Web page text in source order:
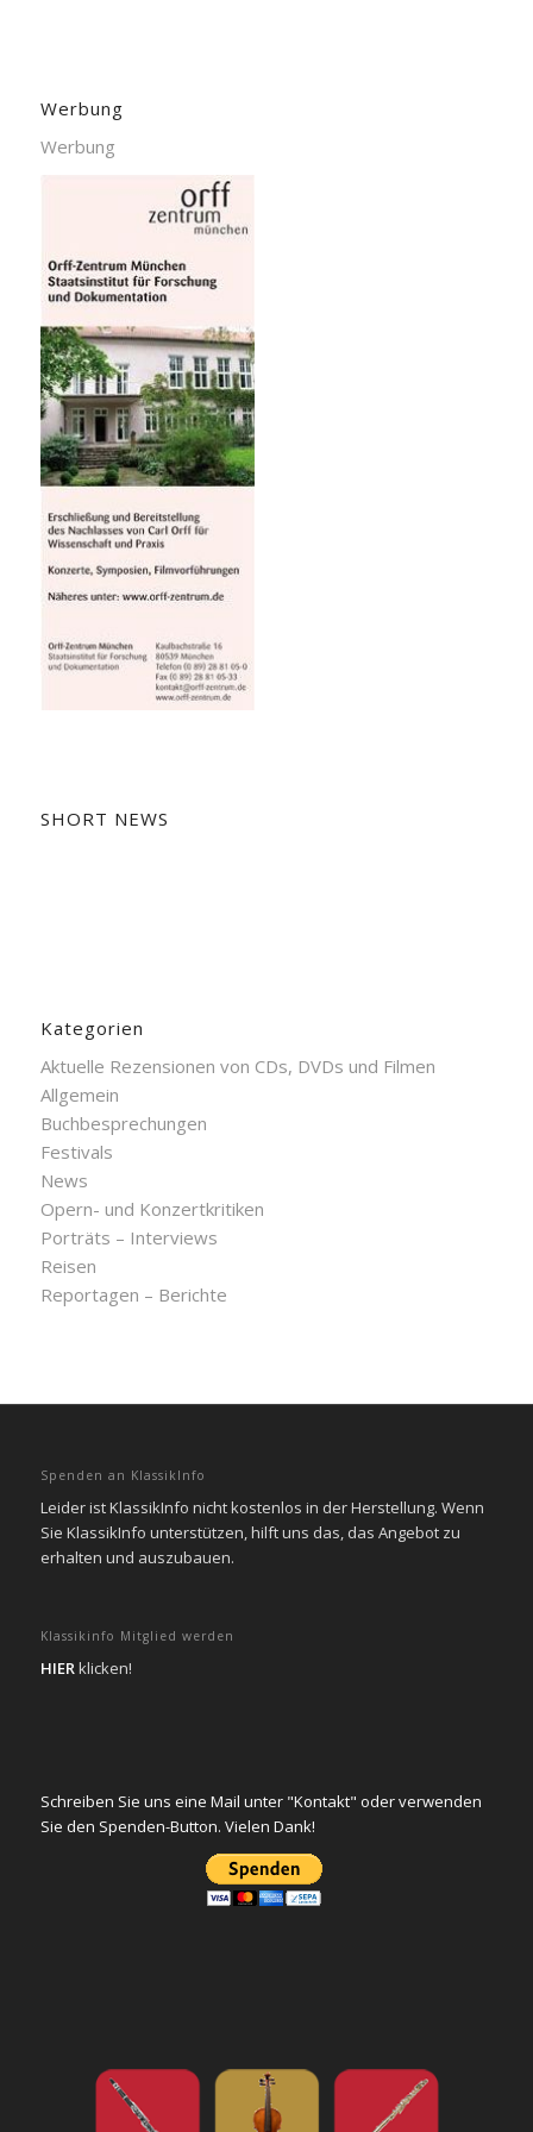
Werbung
Werbung
SHORT NEWS
Kategorien
Aktuelle Rezensionen von CDs, DVDs und Filmen
Allgemein
Buchbesprechungen
Festivals
News
Opern- und Konzertkritiken
Porträts – Interviews
Reisen
Reportagen – Berichte
Spenden an KlassikInfo
Leider ist KlassikInfo nicht kostenlos in der Herstellung. Wenn
Sie KlassikInfo unterstützen, hilft uns das, das Angebot zu
erhalten und auszubauen.
Klassikinfo Mitglied werden
HIERklicken!
Schreiben Sie uns eine Mail unter "Kontakt" oder verwenden
Sie den Spenden-Button. Vielen Dank!